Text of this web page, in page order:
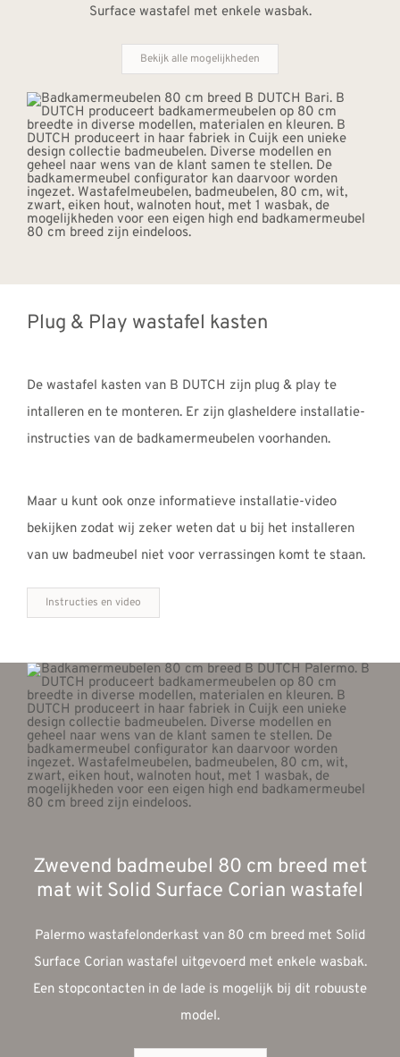
Surface wastafel met enkele wasbak.
Bekijk alle mogelijkheden
Plug & Play wastafel kasten
De wastafel kasten van B DUTCH zijn plug & play te
intalleren en te monteren. Er zijn glasheldere installatie-
instructies van de badkamermeubelen voorhanden.
Maar u kunt ook onze informatieve installatie-video
bekijken zodat wij zeker weten dat u bij het installeren
van uw badmeubel niet voor verrassingen komt te staan.
Instructies en video
Zwevend badmeubel 80 cm breed met
mat wit Solid Surface Corian wastafel
Palermo wastafelonderkast van 80 cm breed met Solid
Surface Corian wastafel uitgevoerd met enkele wasbak.
Een stopcontacten in de lade is mogelijk bij dit robuuste
model.